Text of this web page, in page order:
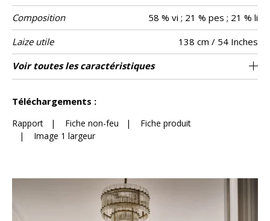
Composition
58 % vi ; 21 % pes ; 21 % li
Laize utile
138 cm / 54 Inches
Raccord
Raccord droit
Sens De large
Poids g/m² 330
Performance
Accoustique
aw - 0.15
Usage
Entretien
Pays d'origine Inde
Rapport
Horizontal
69 cm / 27 Inches
Rapport
Vertical
78 cm / 31 Inches
Caractéristiques
Outdoor
Voir toutes les caractéristiques
Téléchargements :
Rapport | Fiche non-feu |
Fiche produit
| Image 1 largeur